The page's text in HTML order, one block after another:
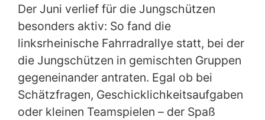
Der Juni verlief für die Jungschützen
besonders aktiv: So fand die
linksrheinische Fahrradrallye statt, bei der
die Jungschützen in gemischten Gruppen
gegeneinander antraten. Egal ob bei
Schätzfragen, Geschicklichkeitsaufgaben
oder kleinen Teamspielen – der Spaß